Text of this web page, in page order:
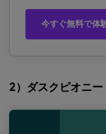
今すぐ無料で体
2）ダスクピオニー